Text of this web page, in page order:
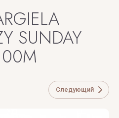
SUNDAY
Следующий
Tom
Ford
Z